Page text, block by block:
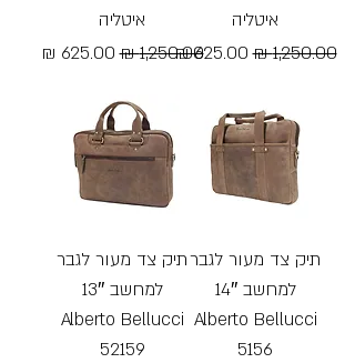
איטליה
מחיר רגיל‏1,250.00 ‏₪ מחיר מבצע
איטליה
מחיר רגיל‏1,250.00 ‏₪ מחיר מבצע
תיק צד מעור לגבר
למחשב 14″
Alberto Bellucci
5156
תיק צד מעור לגבר
למחשב 13″
Alberto Bellucci
52159